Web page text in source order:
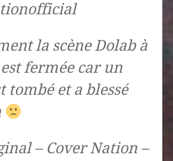
la scène Dolab à
fermée car un
tombé et a blessé
– Cover Nation –